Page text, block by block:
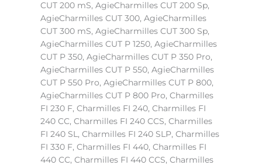
CUT 200 mS, AgieCharmilles CUT 200 Sp,
AgieCharmilles CUT 300, AgieCharmilles
CUT 300 mS, AgieCharmilles CUT 300 Sp,
AgieCharmilles CUT P 1250, AgieCharmilles
CUT P 350, AgieCharmilles CUT P 350 Pro,
AgieCharmilles CUT P 550, AgieCharmilles
CUT P 550 Pro, AgieCharmilles CUT P 800,
AgieCharmilles CUT P 800 Pro, Charmilles
FI 230 F, Charmilles FI 240, Charmilles FI
240 CC, Charmilles FI 240 CCS, Charmilles
FI 240 SL, Charmilles FI 240 SLP, Charmilles
FI 330 F, Charmilles FI 440, Charmilles FI
440 CC, Charmilles FI 440 CCS, Charmilles